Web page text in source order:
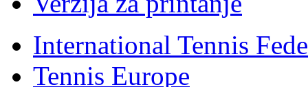
International Tennis
Tennis Europe